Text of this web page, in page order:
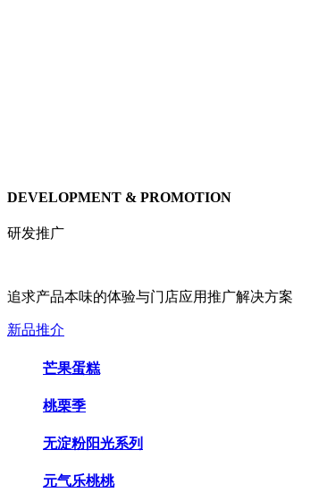
DEVELOPMENT & PROMOTION
研发推广
追求产品本味的体验与门店应用推广解决方案
新品推介
芒果蛋糕
桃栗季
无淀粉阳光系列
元气乐桃桃